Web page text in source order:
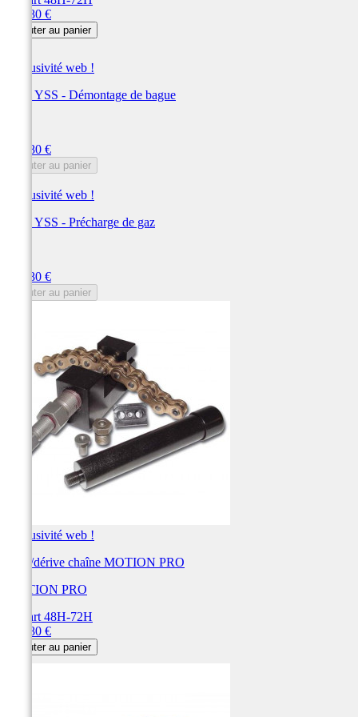
154,80 €
Ajouter au panier
Exclusivité web !
Outil YSS - Démontage de bague
154,80 €
Ajouter au panier
Exclusivité web !
Outil YSS - Précharge de gaz
154,80 €
Ajouter au panier
Exclusivité web !
Rive/dérive chaîne MOTION PRO
MOTION PRO
Départ 48H-72H
151,80 €
Ajouter au panier